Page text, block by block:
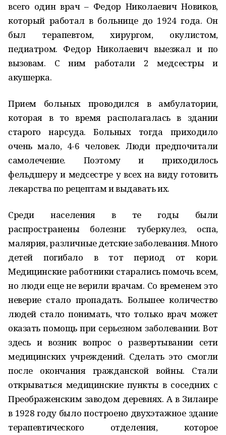
всего один врач – Федор Николаевич Новиков,
который работал в больнице до 1924 года. Он
был терапевтом, хирургом, окулистом,
педиатром. Федор Николаевич выезжал и по
вызовам. С ним работали 2 медсестры и
акушерка.
Прием больных проводился в амбулатории,
которая в то время располагалась в здании
старого нарсуда. Больных тогда приходило
очень мало, 4-6 человек. Люди предпочитали
самолечение. Поэтому и приходилось
фельдшеру и медсестре у всех на виду готовить
лекарства по рецептам и выдавать их.
Среди населения в те годы были
распространены болезни: туберкулез, оспа,
малярия, различные детские заболевания. Много
детей погибало в тот период от кори.
Медицинские работники старались помочь всем,
но люди еще не верили врачам. Со временем это
неверие стало пропадать. Большее количество
людей стало понимать, что только врач может
оказать помощь при серьезном заболевании. Вот
здесь и возник вопрос о развертывании сети
медицинских учреждений. Сделать это смогли
после окончания гражданской войны. Стали
открываться медицинские пункты в соседних с
Преображенским заводом деревнях. А в Зилаире
в 1928 году было построено двухэтажное здание
терапевтического отделения, которое